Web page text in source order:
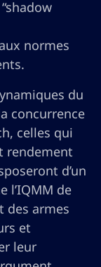
normes
du
concurrence
celles qui
rendement
d’un
l’IQMM de
des armes
et
leur